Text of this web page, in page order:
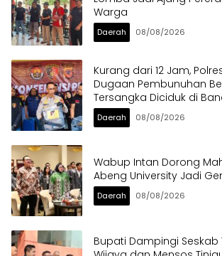
Warga
Daerah 08/08/2026
Kurang dari 12 Jam,
Dugaan Pembunuhan
Tersangka Diciduk di
Daerah 08/08/2026
Wabup Intan Dorong
Abeng University Jadi
Daerah 08/08/2026
Bupati Dampingi Seskab